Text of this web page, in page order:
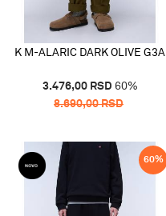
K M-ALARIC DARK OLIVE G3A
3.476,00 RSD 60%
8.690,00RSD
60%